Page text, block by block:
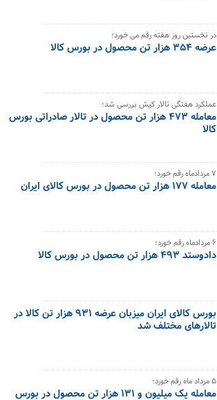
در نخستین روز هفته رقم می خورد؛
عرضه ۳۵۴ هزار تن محصول در بورس کالا
عملکرد هفتگی تالار کیش بررسی شد؛
معامله ۴۷۳ هزار تن محصول در تالار صادراتی بورس
کالا
۷ مردادماه رقم خورد؛
معامله ۱۷۷ هزار تن محصول در بورس کالای ایران
۶ مردادماه رقم خورد؛
دادوستد ۴۹۳ هزار تن محصول در بورس کالا
بورس کالای ایران میزبان عرضه ۹۳۱ هزار تن کالا در
تالارهای مختلف شد
۵ مرداد ماه رقم خورد؛
معامله یک میلیون و ۱۳۱ هزار تن محصول در بورس